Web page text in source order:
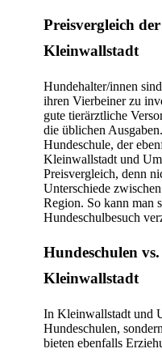
Preisvergleich
Kleinwallstadt
Hundehalter/innen
ihren Vierbeiner zu
gute tierärztliche
die üblichen
Hundeschule, der
Kleinwallstadt und
Preisvergleich, denn
Unterschiede
Region. So kann man
Hundeschulbesuch
Hundeschulen
Kleinwallstadt
In Kleinwallstadt und
Hundeschulen,
bieten ebenfalls